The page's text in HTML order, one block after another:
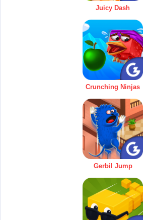
Juicy Dash
Crunching Ninjas
Gerbil Jump